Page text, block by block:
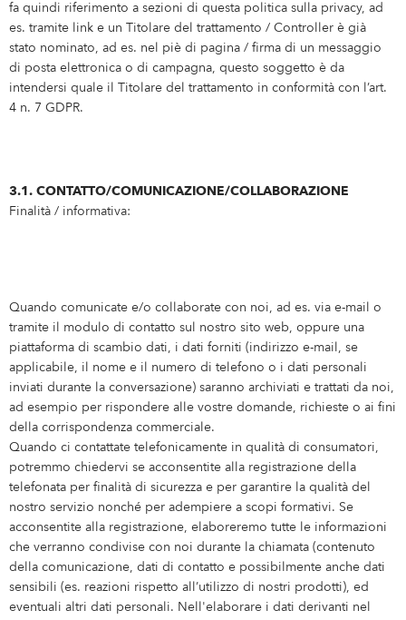
fa quindi riferimento a sezioni di questa politica sulla privacy, ad
es. tramite link e un Titolare del trattamento / Controller è già
stato nominato, ad es. nel piè di pagina / firma di un messaggio
di posta elettronica o di campagna, questo soggetto è da
intendersi quale il Titolare del trattamento in conformità con l’art.
4 n. 7 GDPR.
3.1. CONTATTO/COMUNICAZIONE/COLLABORAZIONE
Finalità / informativa:
Quando comunicate e/o collaborate con noi, ad es. via e-mail o
tramite il modulo di contatto sul nostro sito web, oppure una
piattaforma di scambio dati, i dati forniti (indirizzo e-mail, se
applicabile, il nome e il numero di telefono o i dati personali
inviati durante la conversazione) saranno archiviati e trattati da noi,
ad esempio per rispondere alle vostre domande, richieste o ai fini
della corrispondenza commerciale.
Quando ci contattate telefonicamente in qualità di consumatori,
potremmo chiedervi se acconsentite alla registrazione della
telefonata per finalità di sicurezza e per garantire la qualità del
nostro servizio nonché per adempiere a scopi formativi. Se
acconsentite alla registrazione, elaboreremo tutte le informazioni
che verranno condivise con noi durante la chiamata (contenuto
della comunicazione, dati di contatto e possibilmente anche dati
sensibili (es. reazioni rispetto all’utilizzo di nostri prodotti), ed
eventuali altri dati personali. Nell'elaborare i dati derivanti nel